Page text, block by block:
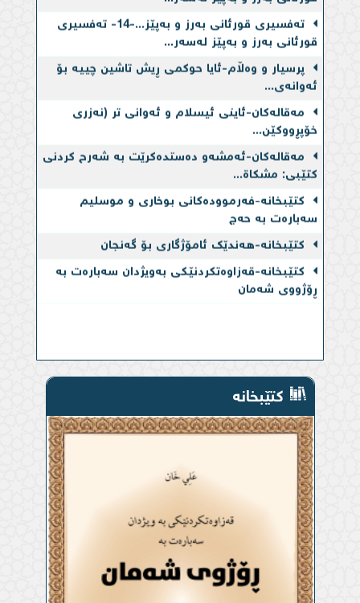
تەفسیری قورئانی بەرز و بەپێز...-14- تەفسیری
قورئانی بەرز و بەپێز لەسەر...
پرسیار و وەڵام-ئایا حوكمی ڕیش تاشین چییه‌ بۆ
ئه‌وانه‌ی...
مەقالەکان-ئاینی ئیسلام و ئه‌وانی تر (نه‌زری
خۆپڕووكێن...
مەقالەکان-ئه‌مشه‌و ده‌ستده‌كرێت به‌ شەرح کردنی
کتێبی: مشکاة...
کتێبخانە-فەرموودەكانی بوخاری و موسلیم
سەبارەت بە حەج
کتێبخانە-هەندێک ئامۆژگاری بۆ گەنجان
کتێبخانە-قەزاوەتكردنێكی بەویژدان سەبارەت بە
ڕۆژووی شەمان
کتێبخانە